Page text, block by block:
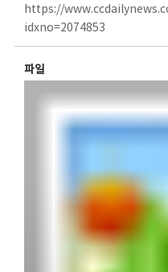
https://
idxno=2074853
파일